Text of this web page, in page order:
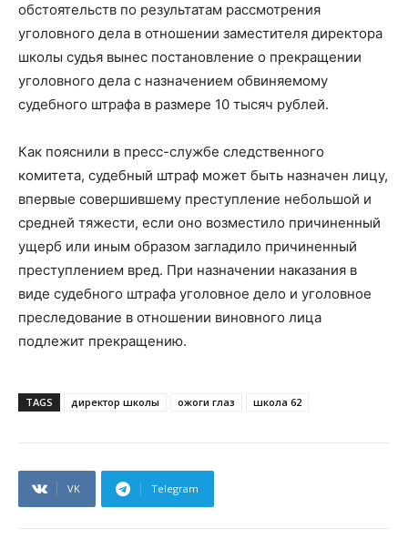
обстоятельств по результатам рассмотрения
уголовного дела в отношении заместителя директора
школы судья вынес постановление о прекращении
уголовного дела с назначением обвиняемому
судебного штрафа в размере 10 тысяч рублей.
Как пояснили в пресс-службе следственного
комитета, судебный штраф может быть назначен лицу,
впервые совершившему преступление небольшой и
средней тяжести, если оно возместило причиненный
ущерб или иным образом загладило причиненный
преступлением вред. При назначении наказания в
виде судебного штрафа уголовное дело и уголовное
преследование в отношении виновного лица
подлежит прекращению.
TAGS директор школы ожоги глаз школа 62
VK Telegram